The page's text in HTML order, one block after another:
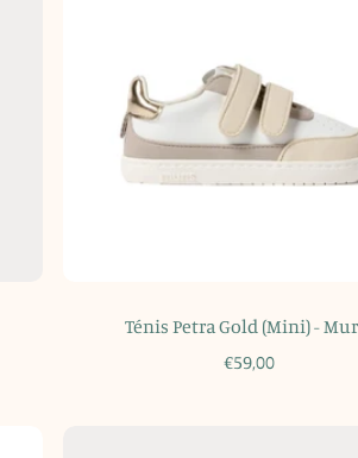
Ténis Petra Gold (Mini) -
€59,00